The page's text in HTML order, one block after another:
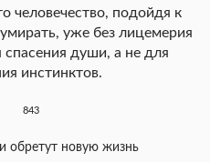
человечество, подойдя к
уже без лицемерия
души, а не для
инстинктов.
843